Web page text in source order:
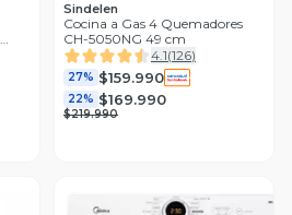
Sindelen
Cocina a Gas 4 Quemadores
CH-5050NG 49 cm
4.1(126)
27% $159.990
22% $169.990
$219.990